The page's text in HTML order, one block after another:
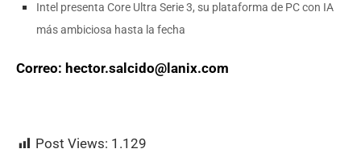
Intel presenta Core Ultra Serie 3, su plataforma de PC con IA
más ambiciosa hasta la fecha
Correo: hector.salcido@lanix.com
Post Views: 1.129